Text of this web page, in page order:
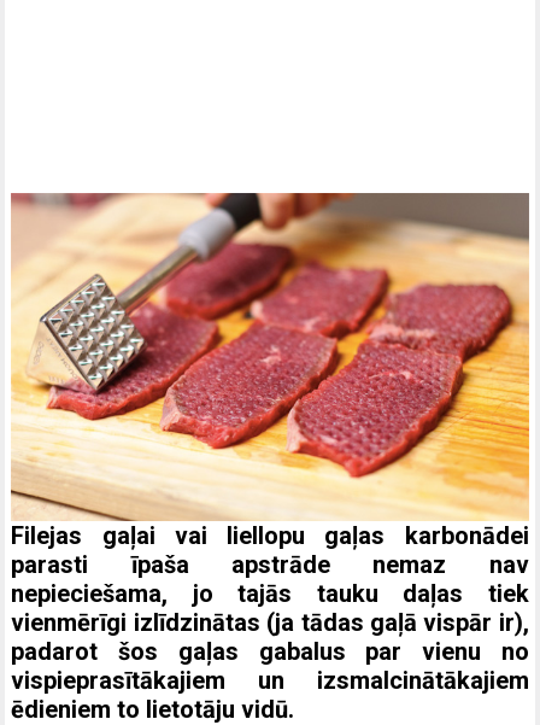
Filejas gaļai vai liellopu gaļas karbonādei
parasti īpaša apstrāde nemaz nav
nepieciešama, jo tajās tauku daļas tiek
vienmērīgi izlīdzinātas (ja tādas gaļā vispār ir),
padarot šos gaļas gabalus par vienu no
vispieprasītākajiem un izsmalcinātākajiem
ēdieniem to lietotāju vidū.